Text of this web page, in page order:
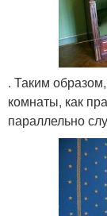
. Таким
комнаты, как
параллельно